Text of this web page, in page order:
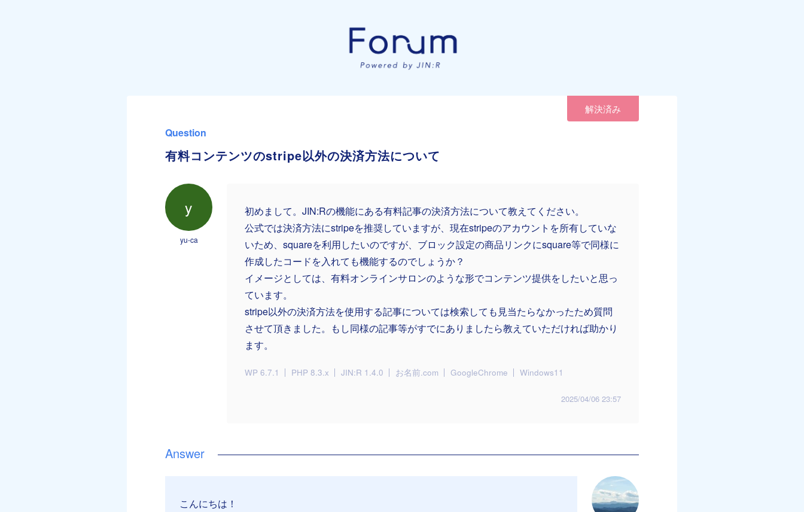
解決済み
Question
有料コンテンツのstripe以外の決済方法について
y
yu-ca
初めまして。JIN:Rの機能にある有料記事の決済方法について教えてください。
公式では決済方法にstripeを推奨していますが、現在stripeのアカウントを所有していな
いため、squareを利用したいのですが、ブロック設定の商品リンクにsquare等で同様に
作成したコードを入れても機能するのでしょうか？
イメージとしては、有料オンラインサロンのような形でコンテンツ提供をしたいと思っ
ています。
stripe以外の決済方法を使用する記事については検索しても見当たらなかったため質問
させて頂きました。もし同様の記事等がすでにありましたら教えていただければ助かり
ます。
WP 6.7.1 PHP 8.3.x JIN:R 1.4.0 お名前.com GoogleChrome Windows11
2025/04/06 23:57
こんにちは！